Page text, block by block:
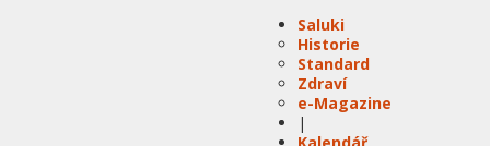
Saluki
Historie
Standard
Zdraví
e-Magazine
|